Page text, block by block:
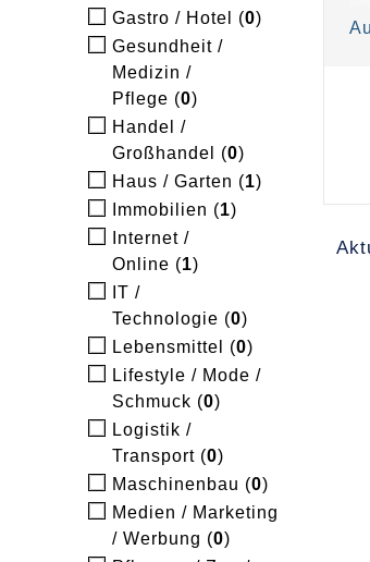
Gastro / Hotel (0)
Gesundheit /
Medizin /
Pflege (0)
Handel /
Großhandel (0)
Haus / Garten (1)
Immobilien (1)
Internet /
Online (1)
IT /
Technologie (0)
Lebensmittel (0)
Lifestyle / Mode /
Schmuck (0)
Logistik /
Transport (0)
Maschinenbau (0)
Medien / Marketing
/ Werbung (0)